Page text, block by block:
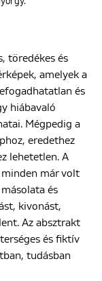
töredékes és
amelyek a
és
hiábavaló
Mégpedig a
eredethez
lehetetlen. A
már volt
és
kivonást,
Az absztrakt
és fiktív
tudásban